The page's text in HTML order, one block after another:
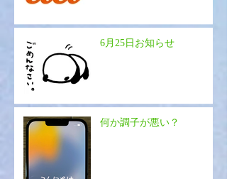
6月25日お知らせ
何か調子が悪い？